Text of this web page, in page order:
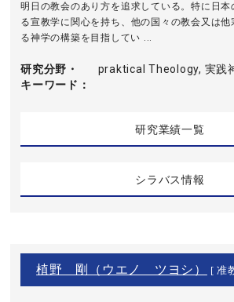
明日の教会のあり方を追求している。特に日本
る宣教学に関心を持ち、他の国々の教会又は
る神学の構築を目指してい ...
研究分野・
キーワード
praktical Theology, 実践
研究業績一覧
シラバス情報
植野 剛（ウエノ ツヨシ） [ 准